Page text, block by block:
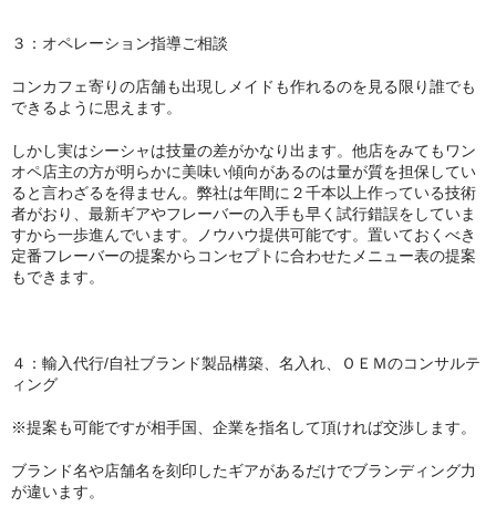
３：オペレーション指導ご相談
コンカフェ寄りの店舗も出現しメイドも作れるのを見る限り誰でも
できるように思えます。
しかし実はシーシャは技量の差がかなり出ます。他店をみてもワン
オペ店主の方が明らかに美味い傾向があるのは量が質を担保してい
ると言わざるを得ません。弊社は年間に２千本以上作っている技術
者がおり、最新ギアやフレーバーの入手も早く試行錯誤をしていま
すから一歩進んでいます。ノウハウ提供可能です。置いておくべき
定番フレーバーの提案からコンセプトに合わせたメニュー表の提案
もできます。
４：輸入代行/自社ブランド製品構築、名入れ、ＯＥＭのコンサルテ
ィング
※提案も可能ですが相手国、企業を指名して頂ければ交渉します。
ブランド名や店舗名を刻印したギアがあるだけでブランディング力
が違います。